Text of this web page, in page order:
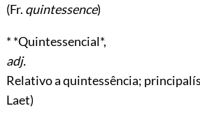
(Fr. quintessence)
* *Quintessencial*,
adj.
Relativo a quintessência;
Laet)